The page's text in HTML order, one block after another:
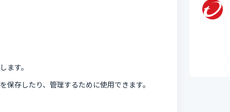
ます。
保存したり、管理するために使用できます。